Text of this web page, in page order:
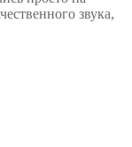
звука,